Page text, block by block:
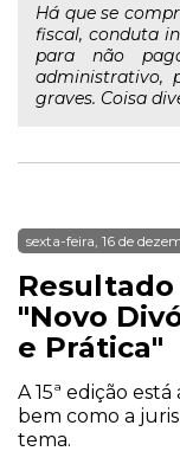
Há que se
fiscal, conduta
para não
administrativo,
graves. Coisa
sexta-feira, 16 de
"Novo
e Prática"
A 15ª edição
bem como a
tema.